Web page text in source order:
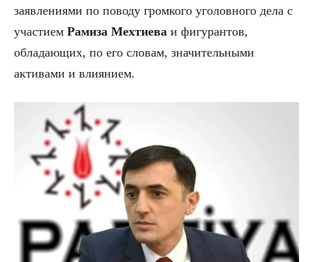
заявлениями по поводу громкого уголовного дела с
участием Рамиза Мехтиева и фигурантов,
обладающих, по его словам, значительными
активами и влиянием.